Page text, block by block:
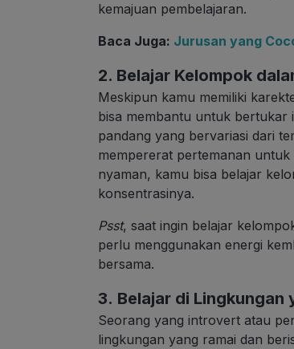
kemajuan pembelajaran.
Baca Juga: Jurusan yang
2. Belajar Kelompok
Meskipun kamu memiliki
bisa membantu untuk bertukar
pandang yang bervariasi dari
mempererat pertemanan
nyaman, kamu bisa belajar
konsentrasinya.
Psst, saat ingin belajar
perlu menggunakan energi
bersama.
3. Belajar di Lingkungan
Seorang yang introvert atau
lingkungan yang ramai dan